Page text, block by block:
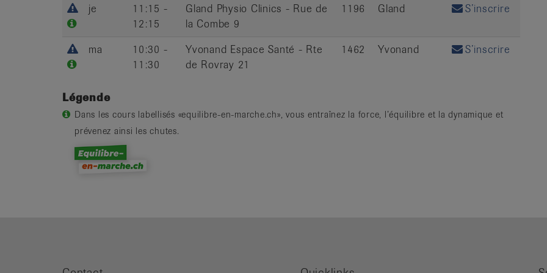
je
11:15 -
12:15
Gland Physio Clinics - Rue de
la Combe 9
1196 Gland S’inscrire
ma
10:30 -
11:30
Yvonand Espace Santé - Rte
de Rovray 21
1462 Yvonand S’inscrire
Légende
Dans les cours labellisés «equilibre-en-marche.ch», vous entraînez la force, l’équilibre et la dynamique et
prévenez ainsi les chutes.